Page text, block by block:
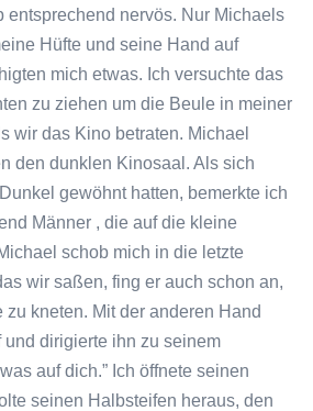
entsprechend nervös. Nur Michaels
Hüfte und seine Hand auf
mich etwas. Ich versuchte das
zu ziehen um die Beule in meiner
wir das Kino betraten. Michael
den dunklen Kinosaal. Als sich
gewöhnt hatten, bemerkte ich
Männer , die auf die kleine
schob mich in die letzte
wir saßen, fing er auch schon an,
kneten. Mit der anderen Hand
und dirigierte ihn zu seinem
auf dich.” Ich öffnete seinen
seinen Halbsteifen heraus, den